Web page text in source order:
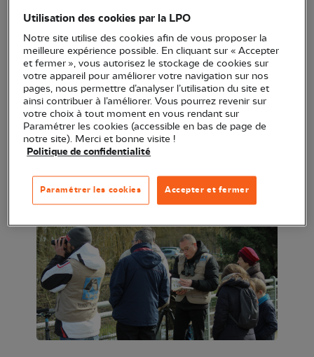
Par Béatrice Bricquet (groupe local LPO du canton
d'Audeux
Comptage et observation des oiseaux d'eau
hivernants sur les sablières d'Osselle et de Saint-
Vit.
Lieu et heure de RDV donnés après inscription via
beatrice.bricquet@gmail.com
Apportez votre paire de jumelles, voire une longue-
vue si vous en avez.
Utilisation des cookies par la LPO
Notre site utilise des cookies afin de vous proposer la
meilleure expérience possible. En cliquant sur « Accepter
et fermer », vous autorisez le stockage de cookies sur
votre appareil pour améliorer votre navigation sur nos
pages, nous permettre d’analyser l’utilisation du site et
ainsi contribuer à l’améliorer. Vous pourrez revenir sur
votre choix à tout moment en vous rendant sur
Paramétrer les cookies (accessible en bas de page de
notre site). Merci et bonne visite !
Politique de confidentialité
Accepter et fermer
Paramétrer les cookies